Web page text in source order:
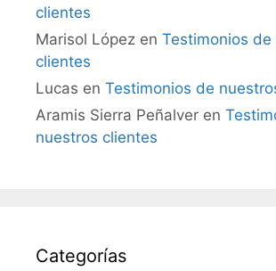
clientes
Marisol López en Testimonios de
clientes
Lucas en Testimonios de
Aramis Sierra Peñalver en
nuestros clientes
Categorías